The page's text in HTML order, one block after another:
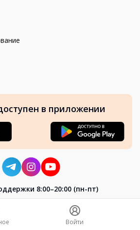
в приложении
8:00–20:00 (пн-пт)
Войти